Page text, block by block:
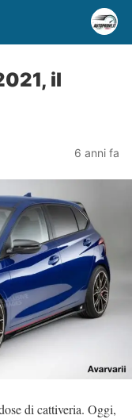
il
6 anni fa
di cattiveria. Oggi,